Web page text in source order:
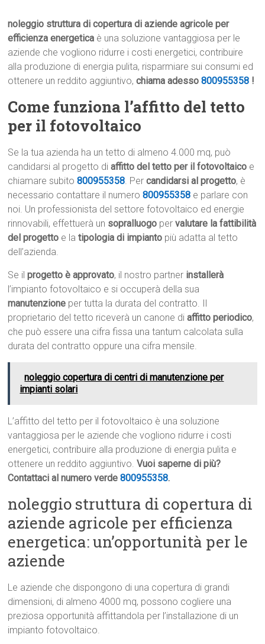
noleggio struttura di copertura di aziende agricole per
efficienza energetica è una soluzione vantaggiosa per le
aziende che vogliono ridurre i costi energetici, contribuire
alla produzione di energia pulita, risparmiare sui consumi ed
ottenere un reddito aggiuntivo,chiama adesso800955358 !
Come funziona l’affitto del tetto
per il fotovoltaico
Se la tua azienda ha un tetto di almeno 4.000 mq, può
candidarsi al progetto diaffitto del tetto per il fotovoltaico e
chiamare subito800955358. Percandidarsi al progetto, è
necessario contattare il numero800955358 e parlare con
noi. Un professionista del settore fotovoltaico ed energie
rinnovabili, effettuerà un sopralluogo pervalutare la fattibilità
del progetto e latipologia di impianto più adatta al tetto
dell’azienda.
Se ilprogetto è approvato, il nostro partner installerà
l’impianto fotovoltaico e si occuperà della sua
manutenzione per tutta la durata del contratto. Il
proprietario del tetto riceverà un canone diaffitto periodico,
che può essere una cifra fissa una tantum calcolata sulla
durata del contratto oppure una cifra mensile.
noleggio copertura di centri di manutenzione per
impianti solari
L’affitto del tetto per il fotovoltaico è una soluzione
vantaggiosa per le aziende che vogliono ridurre i costi
energetici, contribuire alla produzione di energia pulita e
ottenere un reddito aggiuntivo.Vuoi saperne di più?
Contattaci al numero verde800955358.
noleggio struttura di copertura di
aziende agricole per efficienza
energetica: un’opportunità per le
aziende
Le aziende che dispongono di una copertura di grandi
dimensioni, di almeno 4000 mq, possono cogliere una
preziosa opportunità affittandola per l’installazione di un
impianto fotovoltaico.